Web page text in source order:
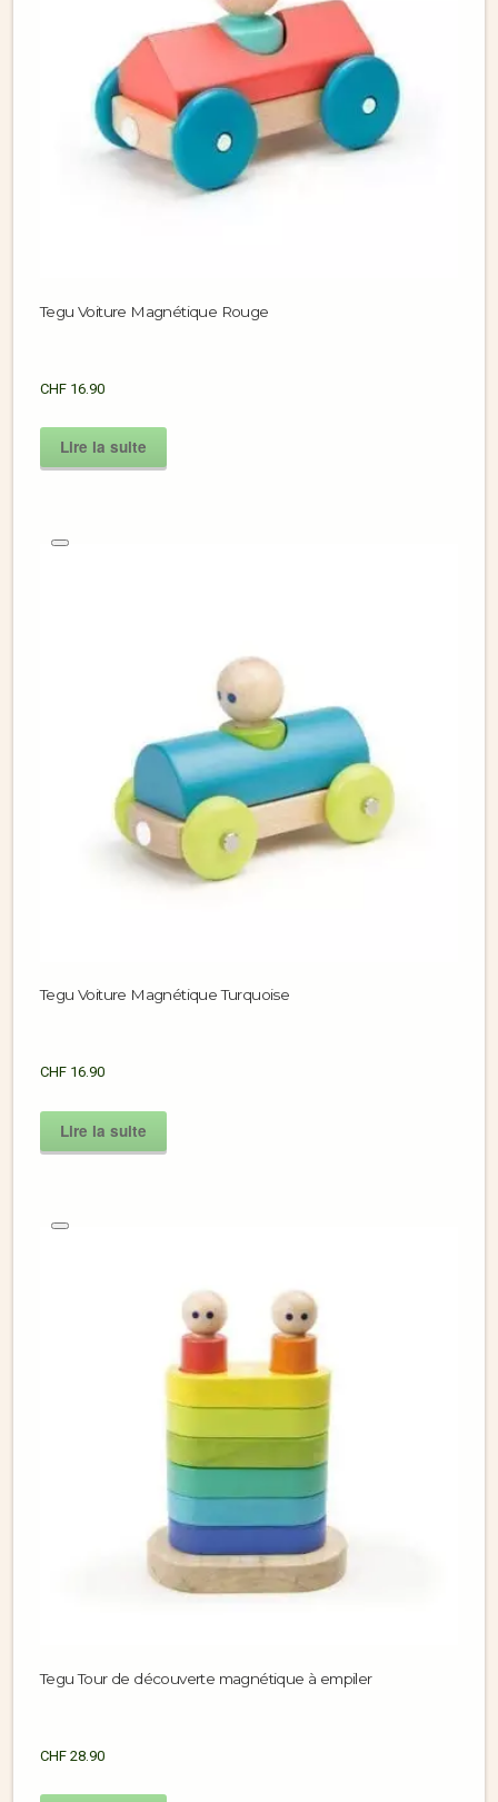
Tegu Voiture Magnétique Rouge
CHF 16.90
Lire la suite
Tegu Voiture Magnétique Turquoise
CHF 16.90
Lire la suite
Tegu Tour de découverte magnétique à empiler
CHF 28.90